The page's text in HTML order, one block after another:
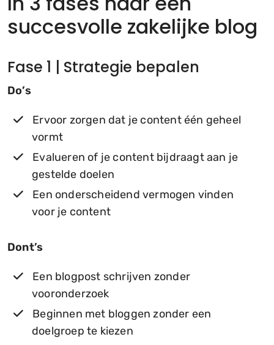
succesvolle zakelijke blog
Fase 1 | Strategie bepalen
Do’s
Ervoor zorgen dat je content één geheel
vormt
Evalueren of je content bijdraagt aan je
gestelde doelen
Een onderscheidend vermogen vinden
voor je content
Dont’s
Een blogpost schrijven zonder
vooronderzoek
Beginnen met bloggen zonder een
doelgroep te kiezen